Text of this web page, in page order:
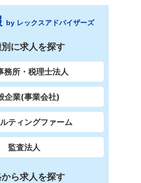
by レックスアドバイザーズ
に求人を探す
務所・税理士法人
企業(事業会社)
ティングファーム
監査法人
ら求人を探す